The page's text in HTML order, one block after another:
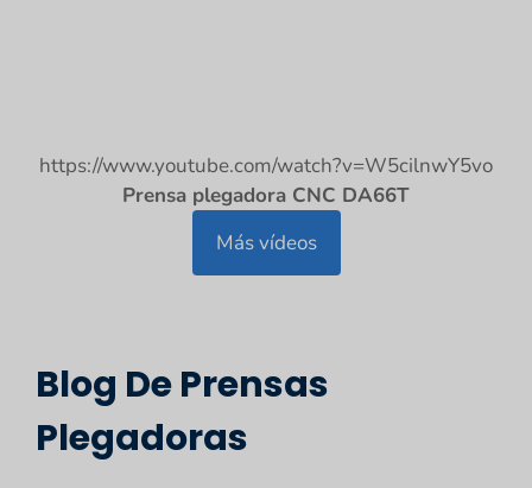
https://www.youtube.com/watch?v=W5cilnwY5vo
Prensa plegadora CNC DA66T
Más vídeos
Blog De Prensas
Plegadoras